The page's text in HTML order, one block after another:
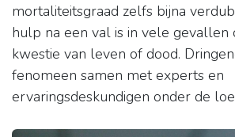
mortaliteitsgraad zelfs bijna
hulp na een val is in vele gevallen
kwestie van leven of dood.
fenomeen samen met experts en
ervaringsdeskundigen onder de